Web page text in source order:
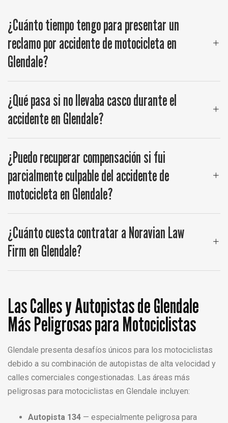
¿Cuánto tiempo tengo para presentar un
reclamo por accidente de motocicleta en
Glendale?
¿Qué pasa si no llevaba casco durante el
accidente en Glendale?
¿Puedo recuperar compensación si fui
parcialmente culpable del accidente de
motocicleta en Glendale?
¿Cuánto cuesta contratar a Noravian Law
Firm en Glendale?
Las Calles y Autopistas de Glendale
Más Peligrosas para Motociclistas
Glendale presenta desafíos únicos para los motociclistas
debido a su combinación de autopistas de alta velocidad y
calles comerciales congestionadas. Las áreas más
peligrosas para motociclistas en Glendale incluyen:
Autopista 134 — especialmente peligrosa para